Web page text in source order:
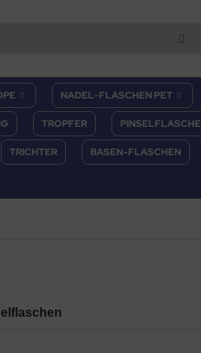
NADEL-FLASCHEN PET
TROPFER PINSELFLASCHE
TRICHTER BASEN-FLASCHEN